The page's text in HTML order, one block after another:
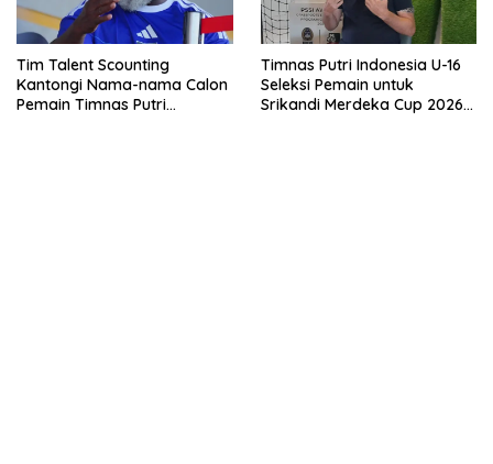
Tim Talent Scounting
Kantongi Nama-nama Calon
Pemain Timnas Putri
Timnas Putri Indonesia U-16
Seleksi Pemain untuk
Srikandi Merdeka Cup 2026